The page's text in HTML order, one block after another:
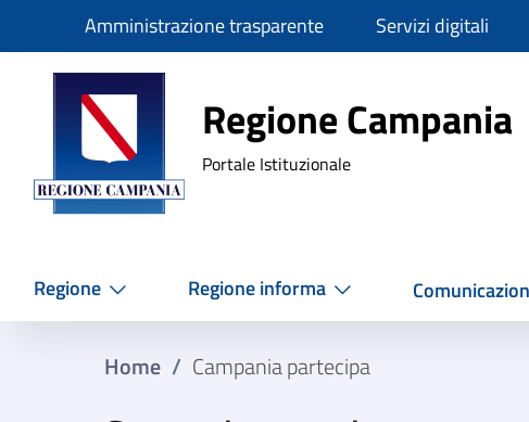
SlimAmministrazione trasparente Servizi digitali
Regione
Regione Campania
Portale Istituzionale
Regione Regione informa
Home / Campania partecipa